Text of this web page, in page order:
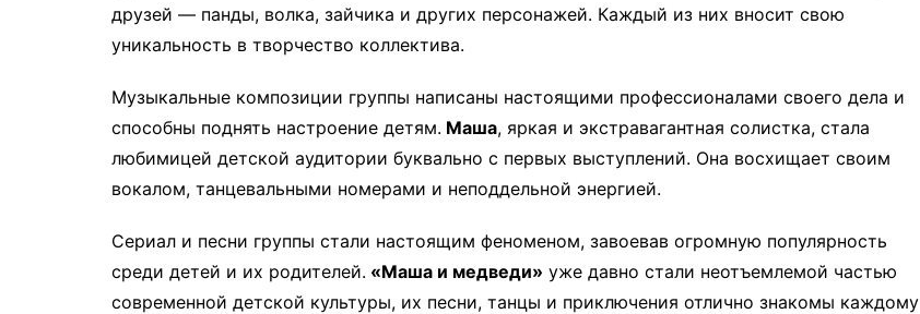
друзей — панды, волка, зайчика и других персонажей. Каждый из них вносит свою
уникальность в творчество коллектива.
Музыкальные композиции группы написаны настоящими профессионалами своего дела и
способны поднять настроение детям. Маша, яркая и экстравагантная солистка, стала
любимицей детской аудитории буквально с первых выступлений. Она восхищает своим
вокалом, танцевальными номерами и неподдельной энергией.
Сериал и песни группы стали настоящим феноменом, завоевав огромную популярность
среди детей и их родителей. «Маша и медведи» уже давно стали неотъемлемой частью
современной детской культуры, их песни, танцы и приключения отлично знакомы каждому